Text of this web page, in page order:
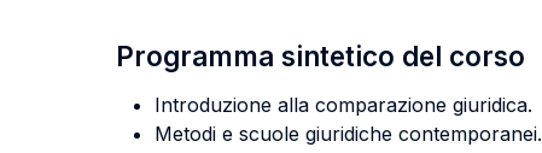
Programma sintetico del corso
Introduzione alla comparazione giuridica.
Metodi e scuole giuridiche contemporanei.